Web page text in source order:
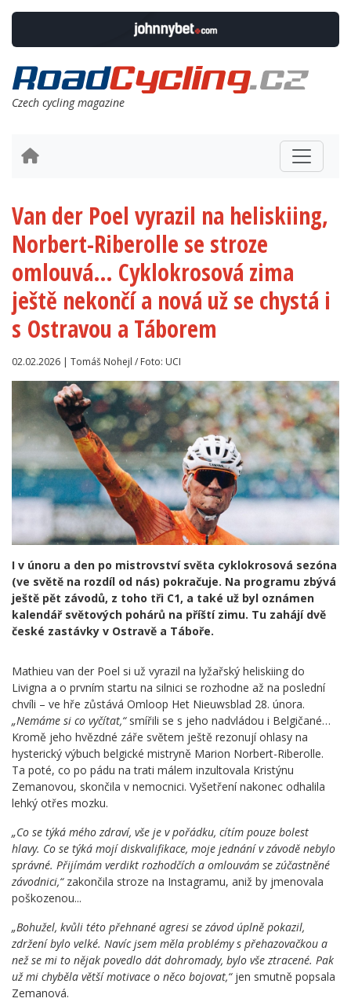
Czech cycling magazine
Van der Poel vyrazil na heliskiing,
Norbert-Riberolle se stroze
omlouvá… Cyklokrosová zima
ještě nekončí a nová už se chystá i
s Ostravou a Táborem
02.02.2026 | Tomáš Nohejl / Foto: UCI
I v únoru a den po mistrovství světa cyklokrosová sezóna
(ve světě na rozdíl od nás) pokračuje. Na programu zbývá
ještě pět závodů, z toho tři C1, a také už byl oznámen
kalendář světových pohárů na příští zimu. Tu zahájí dvě
české zastávky v Ostravě a Táboře.
Mathieu van der Poel si už vyrazil na lyžařský heliskiing do
Livigna a o prvním startu na silnici se rozhodne až na poslední
chvíli – ve hře zůstává Omloop Het Nieuwsblad 28. února.
„Nemáme si co vyčítat,“ smířili se s jeho nadvládou i Belgičané…
Kromě jeho hvězdné záře světem ještě rezonují ohlasy na
hysterický výbuch belgické mistryně Marion Norbert-Riberolle.
Ta poté, co po pádu na trati málem inzultovala Kristýnu
Zemanovou, skončila v nemocnici. Vyšetření nakonec odhalila
lehký otřes mozku.
„Co se týká mého zdraví, vše je v pořádku, cítím pouze bolest
hlavy. Co se týká mojí diskvalifikace, moje jednání v závodě nebylo
správné. Přijímám verdikt rozhodčích a omlouvám se zúčastněné
závodnici,“zakončila stroze na Instagramu, aniž by jmenovala
poškozenou...
„Bohužel, kvůli této přehnané agresi se závod úplně pokazil,
zdržení bylo velké. Navíc jsem měla problémy s přehazovačkou a
než se mi to nějak povedlo dát dohromady, bylo vše ztracené. Pak
už mi chyběla větší motivace o něco bojovat,“ jen smutně popsala
Zemanová.